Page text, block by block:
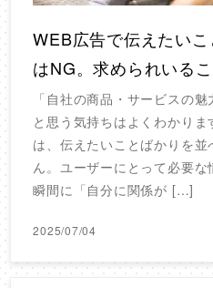
WEB広告で伝えたい
はNG。求められいる
「自社の商品・サービスの
と思う気持ちはよくわかり
は、伝えたいことばかりを
ん。ユーザーにとって必要
瞬間に「自分に関係が […]
2025/07/04